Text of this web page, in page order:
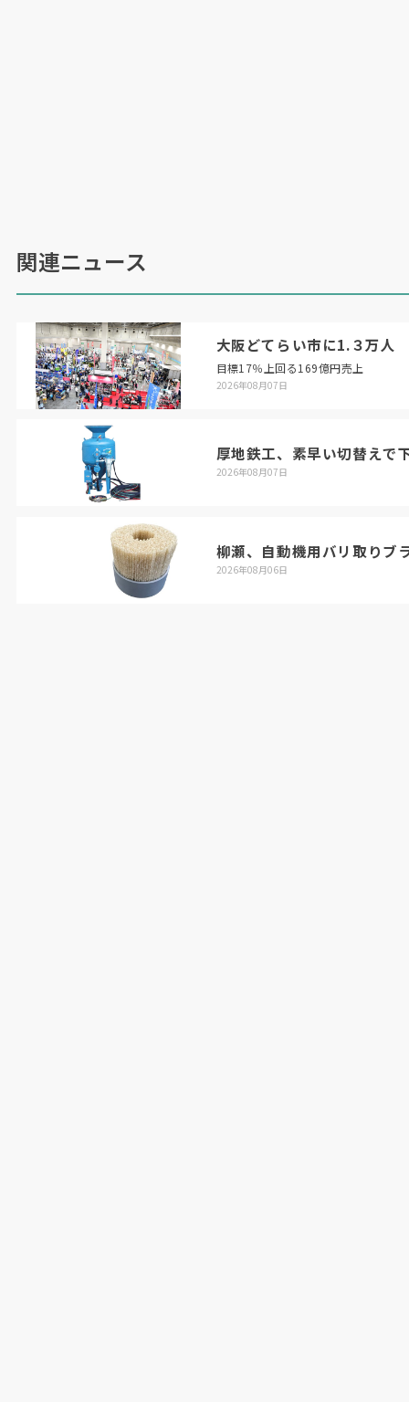
関連ニュース
大阪どてらい市に1.３万人
目標17％上回る169億円売上
2026年08月07日
厚地鉄工、素早い切替えで
2026年08月07日
柳瀬、自動機用バリ取りブ
2026年08月06日